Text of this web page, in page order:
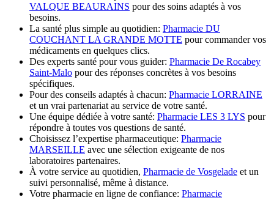
VALQUE BEAURAINS pour des soins adaptés à vos
besoins.
La santé plus simple au quotidien: Pharmacie DU
COUCHANT LA GRANDE MOTTE pour commander vos
médicaments en quelques clics.
Des experts santé pour vous guider: Pharmacie De Rocabey
Saint-Malo pour des réponses concrètes à vos besoins
spécifiques.
Pour des conseils adaptés à chacun: Pharmacie LORRAINE
et un vrai partenariat au service de votre santé.
Une équipe dédiée à votre santé: Pharmacie LES 3 LYS pour
répondre à toutes vos questions de santé.
Choisissez l’expertise pharmaceutique: Pharmacie
MARSEILLE avec une sélection exigeante de nos
laboratoires partenaires.
À votre service au quotidien, Pharmacie de Vosgelade et un
suivi personnalisé, même à distance.
Votre pharmacie en ligne de confiance: Pharmacie